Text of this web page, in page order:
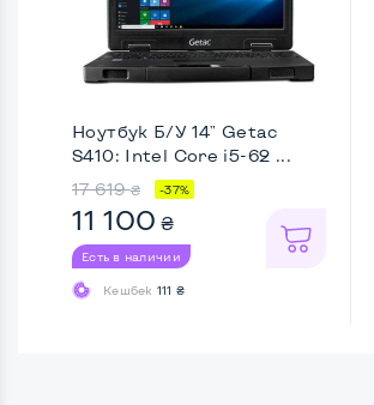
Ноутбук Б/У 14" Getac
S410: Intel Core i5-62 ...
17 619 ₴ -37%
11 100 ₴
Есть в наличии
Кешбек 111 ₴